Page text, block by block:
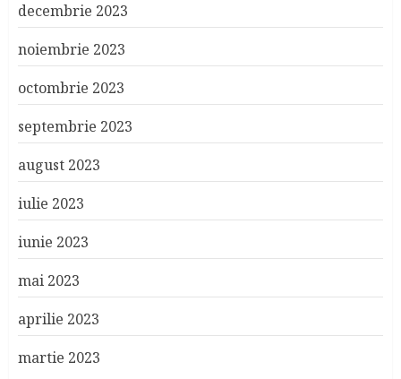
decembrie 2023
noiembrie 2023
octombrie 2023
septembrie 2023
august 2023
iulie 2023
iunie 2023
mai 2023
aprilie 2023
martie 2023